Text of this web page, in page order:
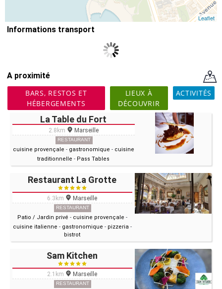
Leaflet
Informations transport
A proximité
BARS, RESTOS ET
HÉBERGEMENTS
LIEUX À
DÉCOUVRIR
ACTIVITÉS
La Table du Fort
2.8km Marseille
RESTAURANT
cuisine provençale - gastronomique - cuisine
traditionnelle - Pass Tables
Restaurant La Grotte
6.3km Marseille
RESTAURANT
Patio / Jardin privé - cuisine provençale -
cuisine italienne - gastronomique - pizzeria -
bistrot
Sam Kitchen
2.1km Marseille
RESTAURANT